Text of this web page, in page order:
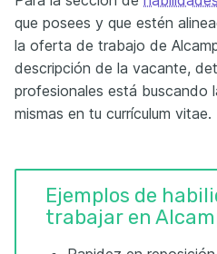
que posees y que estén
la oferta de trabajo de
descripción de la vacante,
profesionales está buscando
mismas en tu currículum vitae.
Ejemplos de
trabajar en